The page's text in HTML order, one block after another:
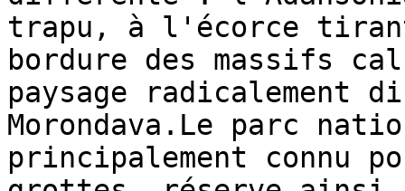
trapu, à l'écorce
bordure des massifs
paysage radicalement
Morondava.Le parc
principalement connu